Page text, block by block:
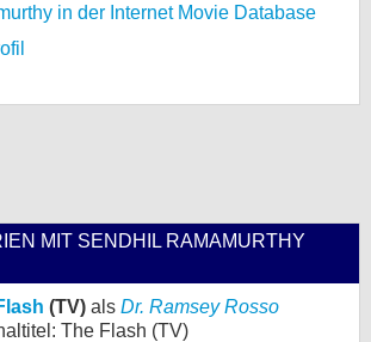
in der Internet Movie Database
MIT SENDHIL RAMAMURTHY
(TV) als Dr. Ramsey Rosso
The Flash (TV)